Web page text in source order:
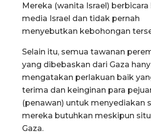
Mereka (wanita Israel)
media Israel dan tidak pernah
menyebutkan kebohongan
Selain itu, semua tawanan
yang dibebaskan dari Gaza
mengatakan perlakuan baik
terima dan keinginan para
(penawan) untuk menyediakan
mereka butuhkan meskipun
Gaza.